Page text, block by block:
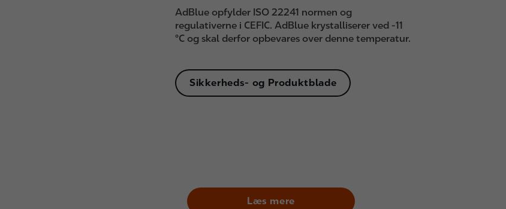
AdBlue opfylder ISO 22241 normen og
regulativerne i CEFIC. AdBlue krystalliserer ved -11
°C og skal derfor opbevares over denne temperatur.
Sikkerheds- og Produktblade
Læs mere